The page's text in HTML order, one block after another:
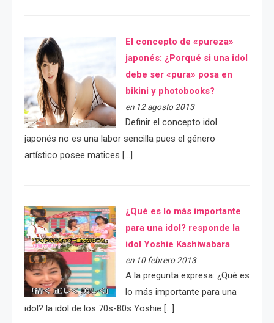
El concepto de «pureza»
japonés: ¿Porqué si una idol
debe ser «pura» posa en
bikini y photobooks?
en 12 agosto 2013
Definir el concepto idol
japonés no es una labor sencilla pues el género
artístico posee matices […]
¿Qué es lo más importante
para una idol? responde la
idol Yoshie Kashiwabara
en 10 febrero 2013
A la pregunta expresa: ¿Qué es
lo más importante para una
idol? la idol de los 70s-80s Yoshie […]